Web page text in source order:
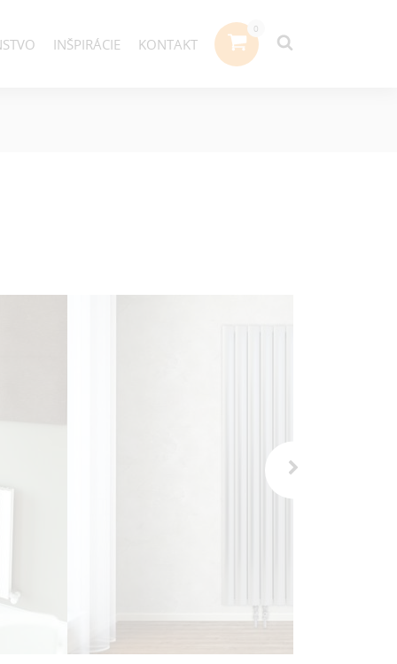
INŠPIRÁCIE KONTAKT